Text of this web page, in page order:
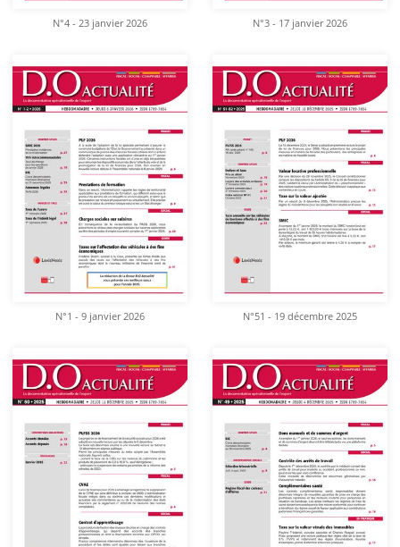
N°4 - 23 janvier 2026 N°3 - 17 janvier 2026
N°1 - 9 janvier 2026 N°51 - 19 décembre 2025